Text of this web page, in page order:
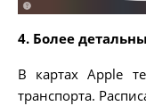
4. Более
В картах Apple
транспорта.